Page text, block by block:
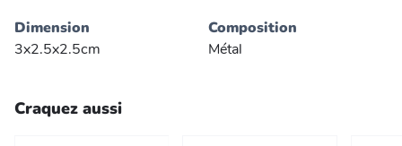
Dimension
3x2.5x2.5cm
Composition
Métal
Craquez aussi